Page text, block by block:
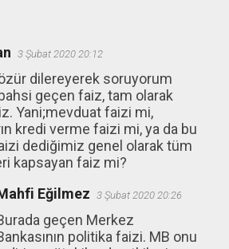
3 Şubat 2020 20:12
dilereyerek soruyorum
geçen faiz, tam olarak
Yani;mevduat faizi mi,
kredi verme faizi mi, ya da bu
dediğimiz genel olarak tüm
kapsayan faiz mi?
Eğilmez 3 Şubat 2020 20:26
geçen Merkez
politika faizi. MB onu